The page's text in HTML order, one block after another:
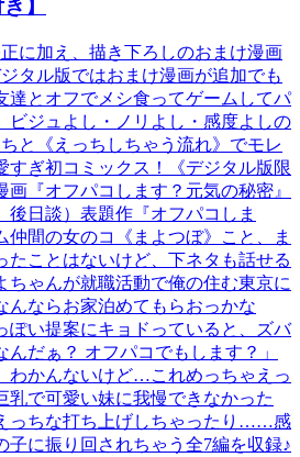
】
に加え、描き下ろしのおまけ漫画
タル版ではおまけ漫画が追加でも
達とオフでメシ食ってゲームしてパ
ビジュよし・ノリよし・感度よしの
と《えっちしちゃう流れ》でモレ
すぎ初コミックス！《デジタル版限
『オフパコします？元気の秘密』
後日談）表題作『オフパコしま
仲間の女のコ《まよつぼ》こと、ま
たことはないけど、下ネタも話せる
ちゃんが就職活動で俺の住む東京に
んならお家泊めてもらおっかな
ぽい提案にキョドっていると、ズバ
んだぁ？ オフパコでもします？」
わかんないけど…これめっちゃえっ
乳で可愛い妹に我慢できなかった
っちな打ち上げしちゃったり……感
子に振り回されちゃう全7編を収録♪